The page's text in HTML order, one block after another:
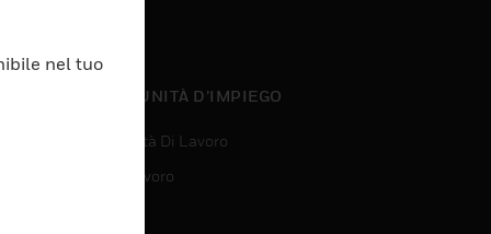
OPPORTUNITÀ D’IMPIEGO
Opportunità Di Lavoro
Ricerca Lavoro
nel tuo